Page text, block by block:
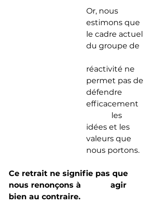
Or, nous
estimons que
le cadre actuel
du groupe de
réactivité ne
permet pas de
défendre
efficacement
idées et les
valeurs que
nous portons.
Ce retrait ne signifie pas que
nous renonçons à 		  agir
bien au contraire.